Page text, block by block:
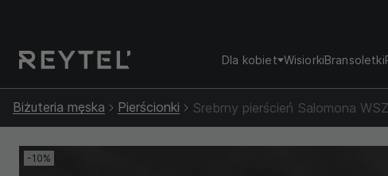
Dla kobiet WisiorkiBransoletki
Biżuteria męska Pierścionki Srebrny pierścień Salomona
-10%